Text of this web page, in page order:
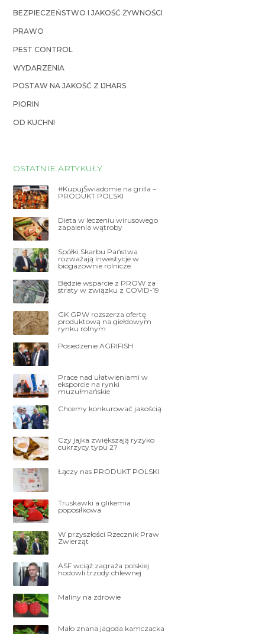
BEZPIECZEŃSTWO I JAKOŚĆ ŻYWNOŚCI
PRAWO
PEST CONTROL
WYDARZENIA
POSTAW NA JAKOŚĆ Z IJHARS
PIORIN
OD KUCHNI
OSTATNIE ARTYKUŁY
#KupujŚwiadomie na grilla –
PRODUKT POLSKI
Dieta w leczeniu wirusowego
zapalenia wątroby
Spółki Skarbu Państwa
rozważają inwestycje w
biogazownie rolnicze
Będzie wsparcie z PROW za
straty w związku z COVID-19
GK GPW rozszerza ofertę
produktową na giełdowym
rynku rolnym
Posiedzenie AGRIFISH
Prace nad ułatwieniami w
eksporcie na rynki
muzułmańskie
Chcemy konkurować jakością
Czy jajka zwiększają ryzyko
cukrzycy typu 2?
Łączy nas PRODUKT POLSKI
Truskawki a glikemia
poposiłkowa
W przyszłości Rzecznik Praw
Zwierząt
ASF wciąż zagraża polskiej
hodowli trzody chlewnej
Maliny na zdrowie
Mało znana jagoda kamczacka